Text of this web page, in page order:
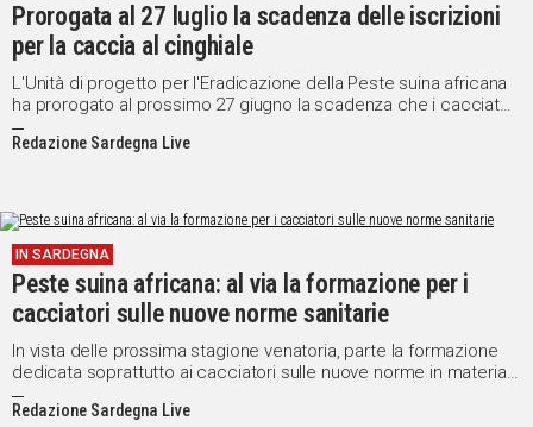
Prorogata al 27 luglio la scadenza delle iscrizioni
per la caccia al cinghiale
L'Unità di progetto per l'Eradicazione della Peste suina africana
ha prorogato al prossimo 27 giugno la scadenza che i cacciatori
hanno per la comunicazione ai Servizi veterinari della ASL...
Redazione Sardegna Live
IN SARDEGNA
Peste suina africana: al via la formazione per i
cacciatori sulle nuove norme sanitarie
In vista delle prossima stagione venatoria, parte la formazione
dedicata soprattutto ai cacciatori sulle nuove norme in materia
sanitaria approvate dall'Unità di progetto per l'Eradicazione della
Peste suina africana che riguardano la caccia al cinghiale:
Redazione Sardegna Live